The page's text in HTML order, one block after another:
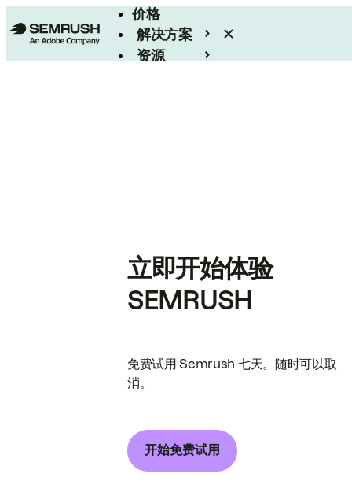
价格
解决方案
资源
立即开始体验
SEMRUSH
免费试用 Semrush 七天。随时可以取
消。
开始免费试用